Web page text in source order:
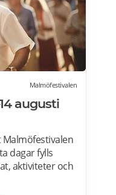
Malmöfestivalen
augusti
dagar fylls
aktiviteter och
gratis! Läs